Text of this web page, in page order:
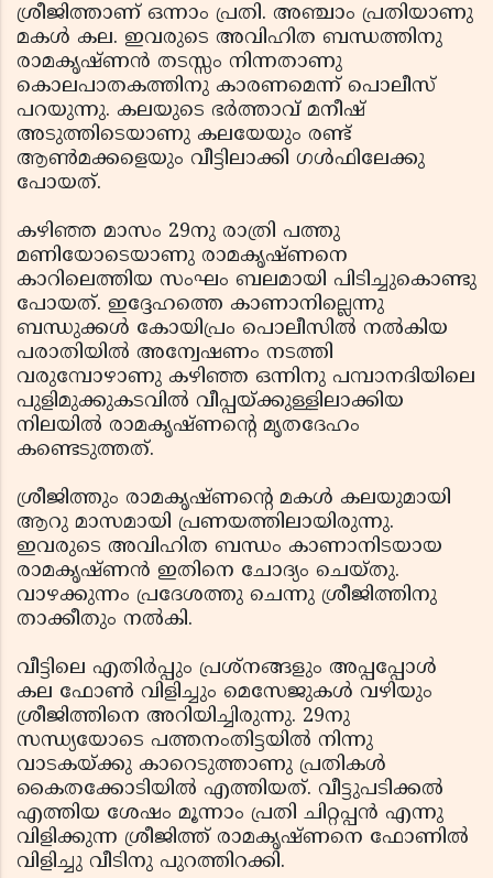
ശ്രീജിത്താണ് ഒന്നാം പ്രതി. അഞ്ചാം പ്രതിയാണു
മകള്‍ കല. ഇവരുടെ അവിഹിത ബന്ധത്തിനു
രാമകൃഷ്ണന്‍ തടസ്സം നിന്നതാണു
കൊലപാതകത്തിനു കാരണമെന്ന് പൊലീസ്
പറയുന്നു. കലയുടെ ഭര്‍ത്താവ് മനീഷ്
അടുത്തിടെയാണു കലയേയും രണ്ട്
ആണ്‍മക്കളെയും വീട്ടിലാക്കി ഗള്‍ഫിലേക്കു
പോയത്.
കഴിഞ്ഞ മാസം 29നു രാത്രി പത്തു
മണിയോടെയാണു രാമകൃഷ്ണനെ
കാറിലെത്തിയ സംഘം ബലമായി പിടിച്ചുകൊണ്ടു
പോയത്. ഇദ്ദേഹത്തെ കാണാനില്ലെന്നു
ബന്ധുക്കള്‍ കോയിപ്രം പൊലീസില്‍ നല്‍കിയ
പരാതിയില്‍ അന്വേഷണം നടത്തി
വരുമ്പോഴാണു കഴിഞ്ഞ ഒന്നിനു പമ്പാനദിയിലെ
പുളിമുക്കുകടവില്‍ വീപ്പയ്ക്കുള്ളിലാക്കിയ
നിലയില്‍ രാമകൃഷ്ണന്റെ മൃതദേഹം
കണ്ടെടുത്തത്.
ശ്രീജിത്തും രാമകൃഷ്ണന്റെ മകള്‍ കലയുമായി
ആറു മാസമായി പ്രണയത്തിലായിരുന്നു.
ഇവരുടെ അവിഹിത ബന്ധം കാണാനിടയായ
രാമകൃഷ്ണന്‍ ഇതിനെ ചോദ്യം ചെയ്തു.
വാഴക്കുന്നം പ്രദേശത്തു ചെന്നു ശ്രീജിത്തിനു
താക്കീതും നല്‍കി.
വീട്ടിലെ എതിര്‍പ്പും പ്രശ്നങ്ങളും അപ്പപ്പോള്‍
കല ഫോണ്‍ വിളിച്ചും മെസേജുകള്‍ വഴിയും
ശ്രീജിത്തിനെ അറിയിച്ചിരുന്നു. 29നു
സന്ധ്യയോടെ പത്തനംതിട്ടയില്‍ നിന്നു
വാടകയ്ക്കു കാറെടുത്താണു പ്രതികള്‍
കൈതക്കോടിയില്‍ എത്തിയത്. വീട്ടുപടിക്കല്‍
എത്തിയ ശേഷം മൂന്നാം പ്രതി ചിറ്റപ്പന്‍ എന്നു
വിളിക്കുന്ന ശ്രീജിത്ത് രാമകൃഷ്ണനെ ഫോണില്‍
വിളിച്ചു വീടിനു പുറത്തിറക്കി.